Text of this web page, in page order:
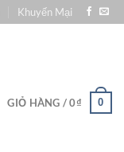
Khuyến Mại
GIỎ HÀNG /0₫ 0